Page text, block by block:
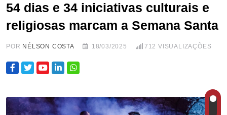
54 dias e 34 iniciativas culturais e
religiosas marcam a Semana Santa
POR NÉLSON COSTA 18/03/2025 712 VISUALIZAÇÕES